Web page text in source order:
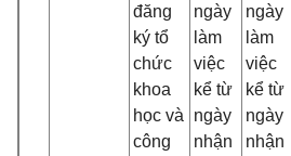
đăng
ký tổ
chức
khoa
học và
công
ngày
làm
việc
kể từ
ngày
nhận
ngày
làm
việc
kể từ
ngày
nhận